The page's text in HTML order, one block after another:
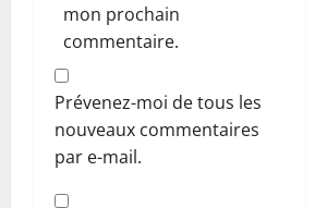
mon prochain
commentaire.
Prévenez-moi de tous les
nouveaux commentaires
par e-mail.